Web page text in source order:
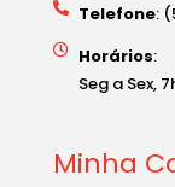
Telefone:
Horários:
Seg a Sex,
Minha